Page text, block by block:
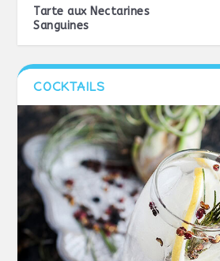
Tarte aux Nectarines
Sanguines
COCKTAILS